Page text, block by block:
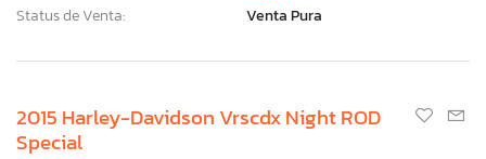
Status de Venta:
Venta Pura
2015 Harley-Davidson Vrscdx Night ROD
Special